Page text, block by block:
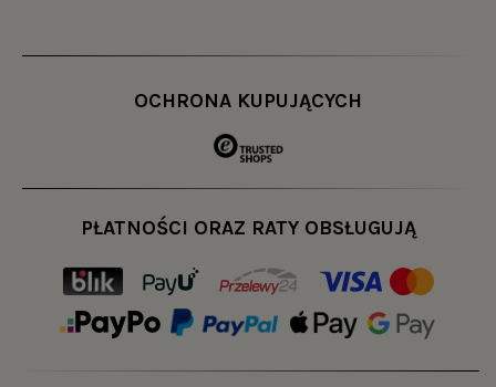
OCHRONA KUPUJĄCYCH
PŁATNOŚCI ORAZ RATY OBSŁUGUJĄ